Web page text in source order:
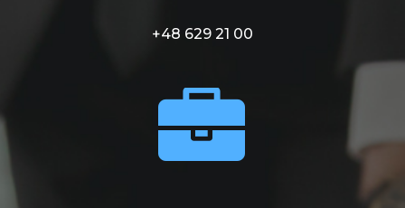
+48 629 21 00

